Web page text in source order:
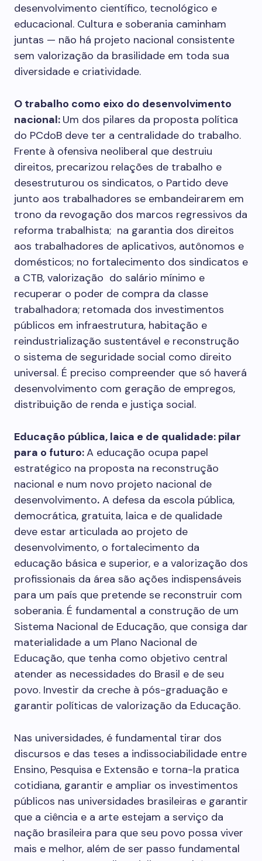
desenvolvimento científico, tecnológico e
educacional. Cultura e soberania caminham
juntas — não há projeto nacional consistente
sem valorização da brasilidade em toda sua
diversidade e criatividade.
O trabalho como eixo do desenvolvimento
nacional: Um dos pilares da proposta política
do PCdoB deve ter a centralidade do trabalho.
Frente à ofensiva neoliberal que destruiu
direitos, precarizou relações de trabalho e
desestruturou os sindicatos, o Partido deve
junto aos trabalhadores se embandeirarem em
trono da revogação dos marcos regressivos da
reforma trabalhista; na garantia dos direitos
aos trabalhadores de aplicativos, autônomos e
domésticos; no fortalecimento dos sindicatos e
a CTB, valorização do salário mínimo e
recuperar o poder de compra da classe
trabalhadora; retomada dos investimentos
públicos em infraestrutura, habitação e
reindustrialização sustentável e reconstrução
o sistema de seguridade social como direito
universal. É preciso compreender que só haverá
desenvolvimento com geração de empregos,
distribuição de renda e justiça social.
Educação pública, laica e de qualidade: pilar
para o futuro:A educação ocupa papel
estratégico na proposta na reconstrução
nacional e num novo projeto nacional de
desenvolvimento. A defesa da escola pública,
democrática, gratuita, laica e de qualidade
deve estar articulada ao projeto de
desenvolvimento, o fortalecimento da
educação básica e superior, e a valorização dos
profissionais da área são ações indispensáveis
para um país que pretende se reconstruir com
soberania. É fundamental a construção de um
Sistema Nacional de Educação, que consiga dar
materialidade a um Plano Nacional de
Educação, que tenha como objetivo central
atender as necessidades do Brasil e de seu
povo. Investir da creche à pós-graduação e
garantir políticas de valorização da Educação.
Nas universidades, é fundamental tirar dos
discursos e das teses a indissociabilidade entre
Ensino, Pesquisa e Extensão e torna-la pratica
cotidiana, garantir e ampliar os investimentos
públicos nas universidades brasileiras e garantir
que a ciência e a arte estejam a serviço da
nação brasileira para que seu povo possa viver
mais e melhor, além de ser passo fundamental